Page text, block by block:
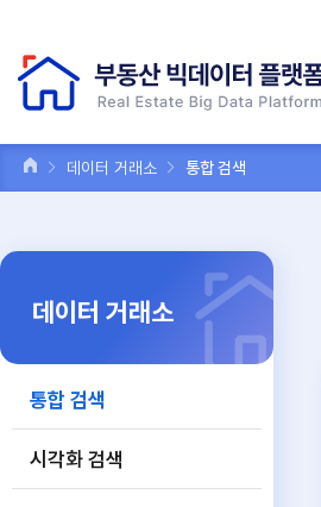
데이터 거래소 통합 검색
데이터 거래소
통합 검색
시각화 검색